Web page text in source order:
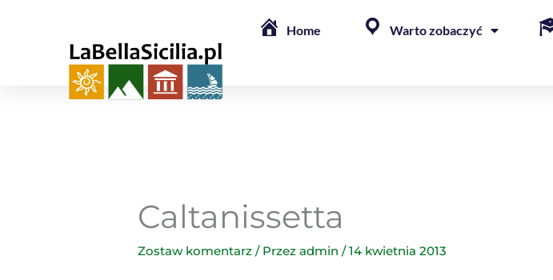
Home Warto zobaczyć
Caltanissetta
Zostaw komentarz / Przezadmin/14 kwietnia 2013